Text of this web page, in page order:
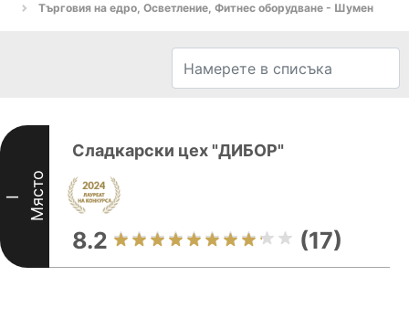
Търговия на едро, Осветление, Фитнес оборудване - Шумен
I Място
Сладкарски цех "ДИБОР"
8.2 (17)